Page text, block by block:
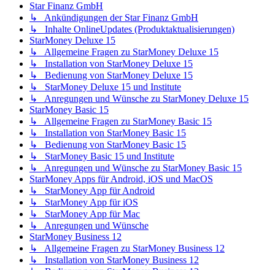
Star Finanz GmbH
↳ Ankündigungen der Star Finanz GmbH
↳ Inhalte OnlineUpdates (Produktaktualisierungen)
StarMoney Deluxe 15
↳ Allgemeine Fragen zu StarMoney Deluxe 15
↳ Installation von StarMoney Deluxe 15
↳ Bedienung von StarMoney Deluxe 15
↳ StarMoney Deluxe 15 und Institute
↳ Anregungen und Wünsche zu StarMoney Deluxe 15
StarMoney Basic 15
↳ Allgemeine Fragen zu StarMoney Basic 15
↳ Installation von StarMoney Basic 15
↳ Bedienung von StarMoney Basic 15
↳ StarMoney Basic 15 und Institute
↳ Anregungen und Wünsche zu StarMoney Basic 15
StarMoney Apps für Android, iOS und MacOS
↳ StarMoney App für Android
↳ StarMoney App für iOS
↳ StarMoney App für Mac
↳ Anregungen und Wünsche
StarMoney Business 12
↳ Allgemeine Fragen zu StarMoney Business 12
↳ Installation von StarMoney Business 12